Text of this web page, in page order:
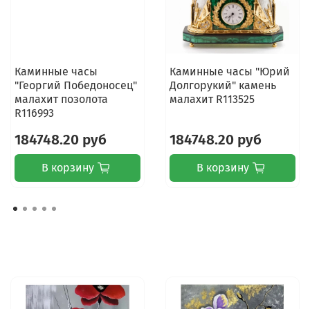
Каминные часы
"Георгий Победоносец"
малахит позолота
R116993
184748.20 руб
В корзину
Каминные часы "Юрий
Долгорукий" камень
малахит R113525
184748.20 руб
В корзину